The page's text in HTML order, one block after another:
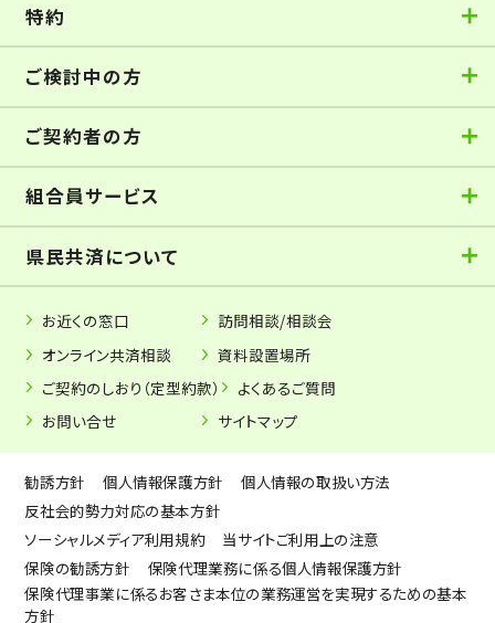
特約
ご検討中の方
ご契約者の方
組合員サービス
県民共済について
お近くの窓口
訪問相談/相談会
オンライン共済相談
資料設置場所
ご契約のしおり（定型約款）
よくあるご質問
お問い合せ
サイトマップ
勧誘方針 個人情報保護方針
個人情報の取扱い方法
反社会的勢力対応の基本方針
ソーシャルメディア利用規約
当サイトご利用上の注意
保険の勧誘方針
保険代理業務に係る個人情報保護方針
保険代理事業に係るお客さま本位の業務運営を実現するための基本
方針